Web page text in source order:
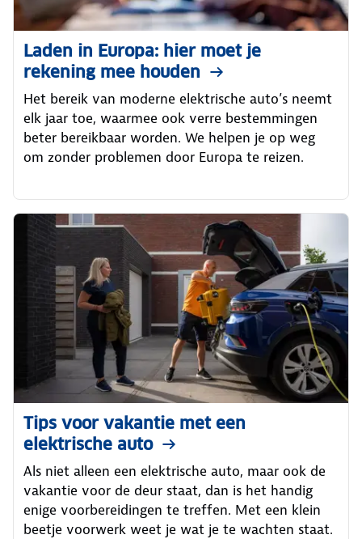
Laden in Europa: hier moet je
rekening mee houden
Het bereik van moderne elektrische auto’s neemt
elk jaar toe, waarmee ook verre bestemmingen
beter bereikbaar worden. We helpen je op weg
om zonder problemen door Europa te reizen.
Tips voor vakantie met een
elektrische auto
Als niet alleen een elektrische auto, maar ook de
vakantie voor de deur staat, dan is het handig
enige voorbereidingen te treffen. Met een klein
beetje voorwerk weet je wat je te wachten staat.